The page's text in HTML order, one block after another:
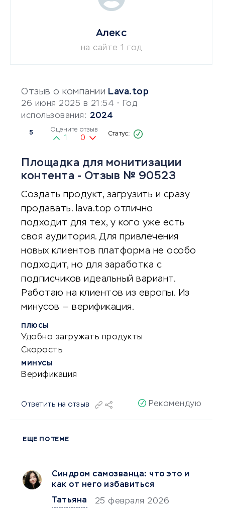
Отзыв о компании Lava.top
26 июня 2025 в 21:54 • Год
использования: 2024
5 Оцените отзыв
1 0
Площадка для монитизации
контента - Отзыв № 90523
Создать продукт, загрузить и сразу
продавать. lava.top отлично
подходит для тех, у кого уже есть
своя аудитория. Для привлечения
новых клиентов платформа не особо
подходит, но для заработка с
подписчиков идеальный вариант.
Работаю на клиентов из европы. Из
минусов — верификация.
ПЛЮСЫ
Удобно загружать продукты
Скорость
МИНУСЫ
Верификация
Ответить на отзыв Рекомендую
ЕЩЕ ПО ТЕМЕ
Синдром самозванца: что это и
как от него избавиться
Татьяна
25 февраля 2026
Алекс
на сайте 1 год